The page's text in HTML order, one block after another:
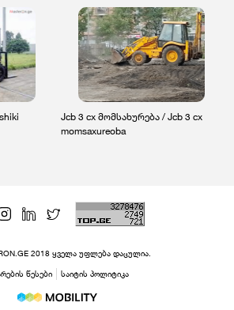
Jcb 3 cx მომსახურება / Jcb 3 cx
momsaxureoba
2018 ყველა უფლება დაცულია.
წესები საიტის პოლიტიკა